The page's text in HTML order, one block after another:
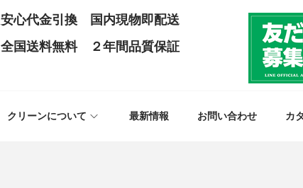
安心代金引換 国内現物即配送
全国送料無料 ２年間品質保証
クリーンについて 最新情報 お問い合わせ カ